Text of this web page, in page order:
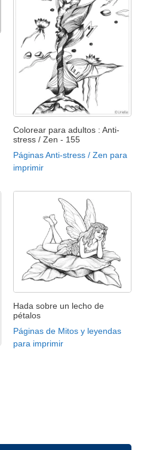
Colorear para adultos : Anti-
stress / Zen - 155
Páginas Anti-stress / Zen para
imprimir
Hada sobre un lecho de
pétalos
Páginas de Mitos y leyendas
para imprimir